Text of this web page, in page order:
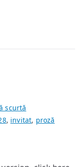
scurtă
, invitat, proză